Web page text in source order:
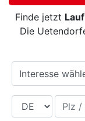
Finde jetzt
Die
Interesse
Land Plz /